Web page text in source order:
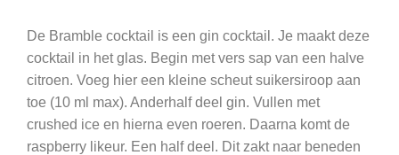
De Bramble cocktail is een gin cocktail. Je maakt deze
cocktail in het glas. Begin met vers sap van een halve
citroen. Voeg hier een kleine scheut suikersiroop aan
toe (10 ml max). Anderhalf deel gin. Vullen met
crushed ice en hierna even roeren. Daarna komt de
raspberry likeur. Een half deel. Dit zakt naar beneden